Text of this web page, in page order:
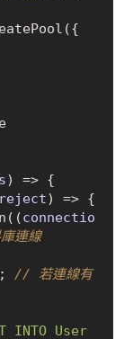
) => {
) => {
(connectio
連線
// 若連線有
INTO User